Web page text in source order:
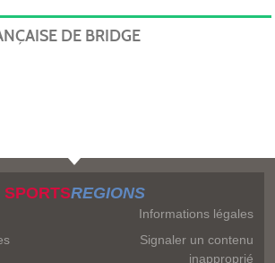
DE BRIDGE
SPORTSREGIONS
Informations légales
Signaler un contenu
inapproprié